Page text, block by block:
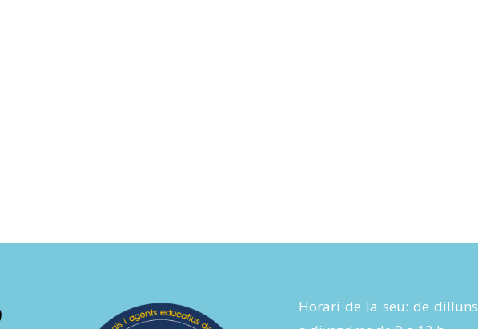
Horari de la seu: de dilluns